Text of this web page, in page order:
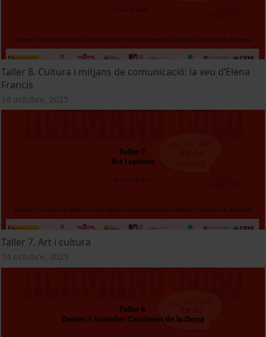
Taller 8. Cultura i mitjans de comunicació: la veu d’Elena
Francis
14 octubre, 2025
Taller 7. Art i cultura
14 octubre, 2025